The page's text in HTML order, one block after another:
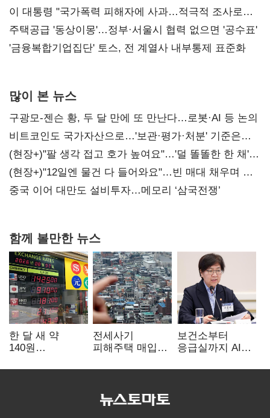
총선 지휘 못해"
이 대통령 "국가폭력 피해자에 사과…적극적 조사로
진실 밝혀야"
주택공급 '동상이몽'…정부·서울시 협력 없으면 '공수표'
'금융복합기업집단' 토스, 전 계열사 내부통제 표준화
많이 본 뉴스
구광모-젠슨 황, 두 달 만에 또 만난다…로봇·AI 등 논의
비트코인도 국가자산으로…'보관·평가·처분' 기준은
숙제
(현장+)"팔 생각 접고 호가 높여요"…'덜 똘똘한 한 채'
20억 키맞추기
(현장+)"12일엔 물건 다 들어와요"…빈 매대 채우며 문
연 홈플러스
중국 이어 대만도 설비투자…메모리 ‘삼국전쟁’
함께 볼만한 뉴스
한 달 새 약
140원
엔저'에 원화
전세사기
피해주택 매입
누적 피해자
보건소부터
응급실까지 AI
혁신 본격화